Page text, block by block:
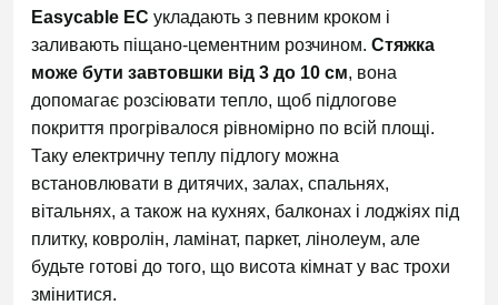
Easycable EC укладають з певним кроком і
заливають піщано-цементним розчином. Стяжка
може бути завтовшки від 3 до 10 см, вона
допомагає розсіювати тепло, щоб підлогове
покриття прогрівалося рівномірно по всій площі.
Таку електричну теплу підлогу можна
встановлювати в дитячих, залах, спальнях,
вітальнях, а також на кухнях, балконах і лоджіях під
плитку, ковролін, ламінат, паркет, лінолеум, але
будьте готові до того, що висота кімнат у вас трохи
змінитися.